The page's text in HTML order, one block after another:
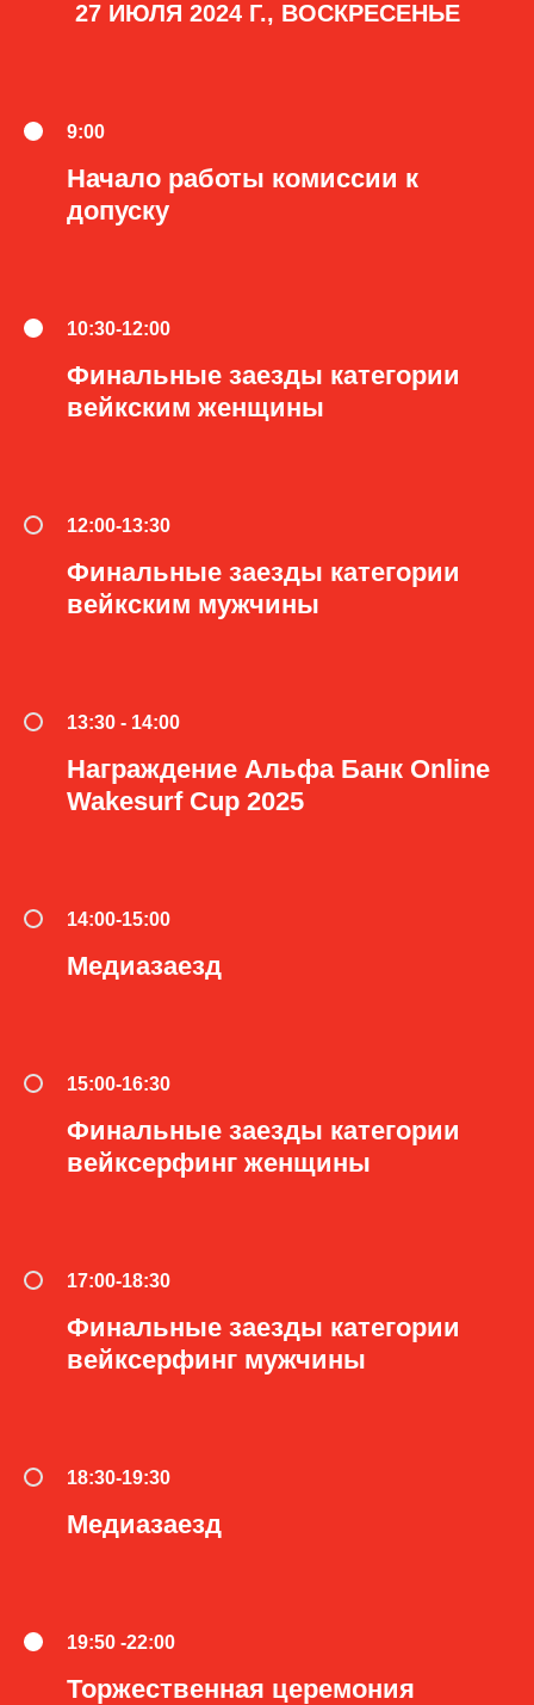
27 ИЮЛЯ 2024 Г., ВОСКРЕСЕНЬЕ
9:00
Начало работы комиссии к
допуску
10:30-12:00
Финальные заезды категории
вейкским женщины
12:00-13:30
Финальные заезды категории
вейкским мужчины
13:30 - 14:00
Награждение Альфа Банк Online
Wakesurf Cup 2025
14:00-15:00
Медиазаезд
15:00-16:30
Финальные заезды категории
вейксерфинг женщины
17:00-18:30
Финальные заезды категории
вейксерфинг мужчины
18:30-19:30
Медиазаезд
19:50 -22:00
Торжественная церемония